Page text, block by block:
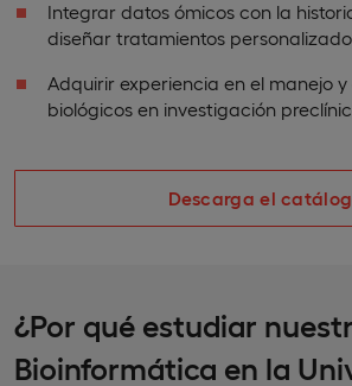
Integrar datos ómicos con la
diseñar tratamientos
Adquirir experiencia en el manejo
biológicos en investigación
Descarga el
¿Por qué estudiar
Bioinformática en la